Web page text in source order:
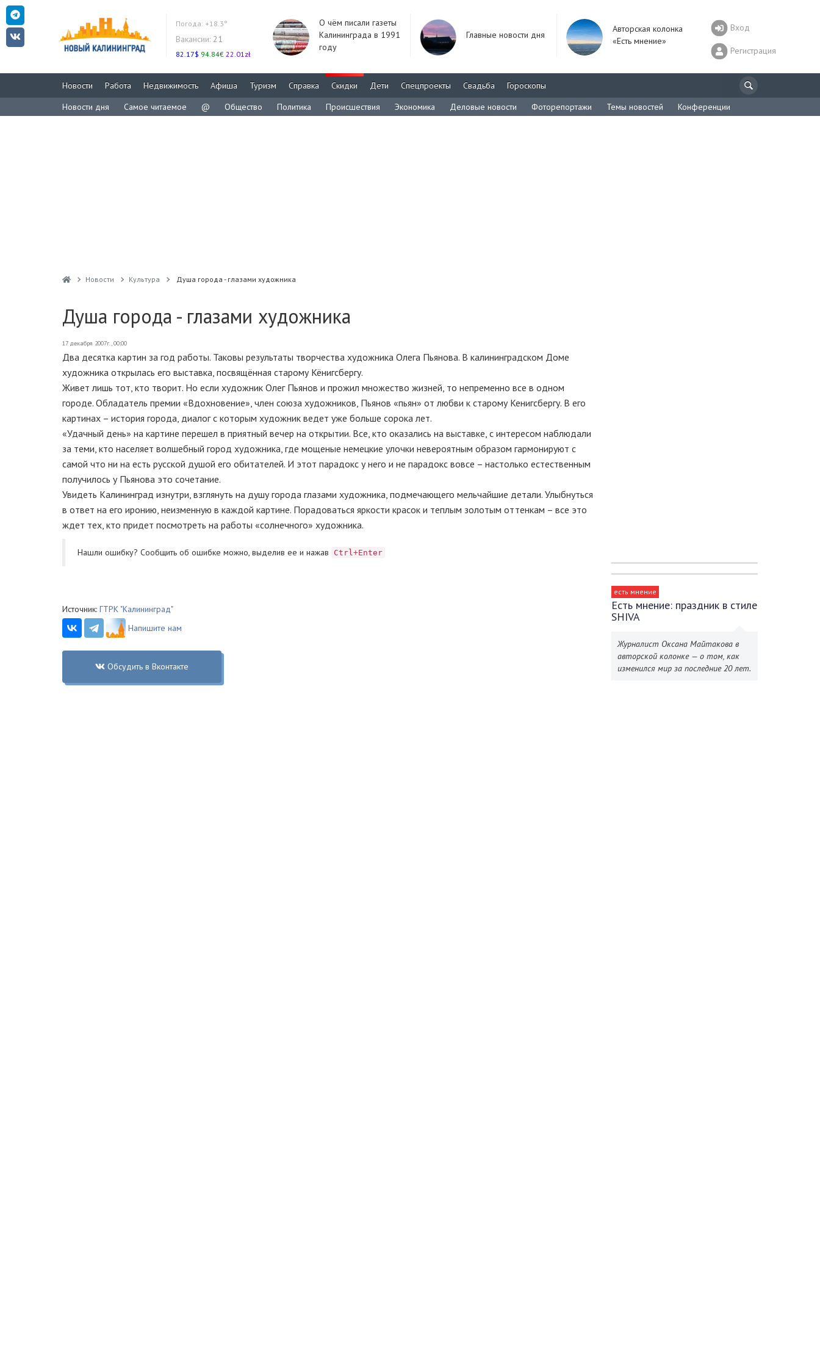
Погода: +18.3°
Вакансии: 21
82.17$ 94.84€ 22.01zł
О чём писали газеты
Калининграда в 1991
году
Главные новости дня
Авторская колонка
«Есть мнение»
Вход
Регистрация
Новости Работа Недвижимость Афиша Туризм Справка Скидки Дети Спецпроекты Свадьба
Гороскопы
Новости дня
Самое читаемое @ Общество Политика Происшествия Экономика Деловые новости Фоторепортажи Темы новостей Конференции
Новости Культура Душа города - глазами художника
Душа города - глазами художника
17 декабря 2007г., 00:00
Два десятка картин за год работы. Таковы результаты творчества художника Олега Пьянова. В калининградском Доме
художника открылась его выставка, посвящённая старому Кёнигсбергу.
Живет лишь тот, кто творит. Но если художник Олег Пьянов и прожил множество жизней, то непременно все в одном
городе. Обладатель премии «Вдохновение», член союза художников, Пьянов «пьян» от любви к старому Кенигсбергу. В его
картинах – история города, диалог с которым художник ведет уже больше сорока лет.
«Удачный день» на картине перешел в приятный вечер на открытии. Все, кто оказались на выставке, с интересом наблюдали
за теми, кто населяет волшебный город художника, где мощеные немецкие улочки невероятным образом гармонируют с
самой что ни на есть русской душой его обитателей. И этот парадокс у него и не парадокс вовсе – настолько естественным
получилось у Пьянова это сочетание.
Увидеть Калининград изнутри, взглянуть на душу города глазами художника, подмечающего мельчайшие детали. Улыбнуться
в ответ на его иронию, неизменную в каждой картине. Порадоваться яркости красок и теплым золотым оттенкам – все это
ждет тех, кто придет посмотреть на работы «солнечного» художника.
Нашли ошибку? Cообщить об ошибке можно, выделив ее и нажав Ctrl+Enter
Источник: ГТРК "Калининград"
Напишите нам
Обсудить в Вконтакте
есть мнение
Есть мнение: праздник в стиле
SHIVA
Журналист Оксана Майтакова в
авторской колонке — о том, как
изменился мир за последние 20 лет.